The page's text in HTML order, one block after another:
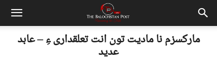
مارکسزم نا مادیت تون انت تعلقداری ءِ – عابد
عدید